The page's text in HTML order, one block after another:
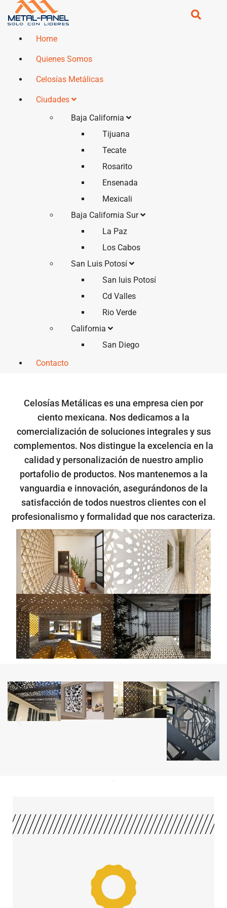
Home
Quienes Somos
Celosías Metálicas
Ciudades
Baja California
Tijuana
Tecate
Rosarito
Ensenada
Mexicali
Baja California Sur
La Paz
Los Cabos
San Luis Potosí
San luis Potosí
Cd Valles
Rio Verde
California
San Diego
Contacto
Celosías Metálicas es una empresa cien por
ciento mexicana. Nos dedicamos a la
comercialización de soluciones integrales y sus
complementos. Nos distingue la excelencia en la
calidad y personalización de nuestro amplio
portafolio de productos. Nos mantenemos a la
vanguardia e innovación, asegurándonos de la
satisfacción de todos nuestros clientes con el
profesionalismo y formalidad que nos caracteriza.